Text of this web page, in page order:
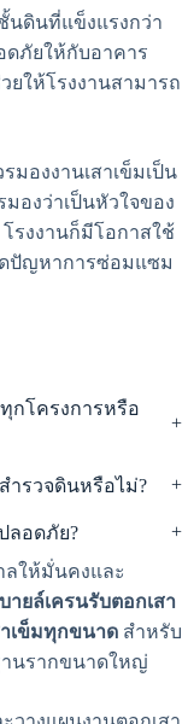
นดินที่แข็งแรงกว่า
ดภัยให้กับอาคาร
ยให้โรงงานสามารถ
มองงานเสาเข็มเป็น
องว่าเป็นหัวใจของ
รงงานก็มีโอกาสใช้
ปัญหาการซ่อมแซม
กโครงการหรือ
+
ำรวจดินหรือไม่? +
ลอดภัย?
+
ลให้มั่นคงและ
ายล์เครนรับตอกเสา
เข็มทุกขนาด สำหรับ
านรากขนาดใหญ่